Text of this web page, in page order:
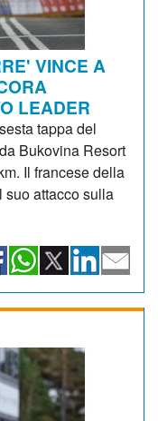
VINCE A
LEADER
tappa del
Bukovina Resort
Il francese della
suo attacco sulla